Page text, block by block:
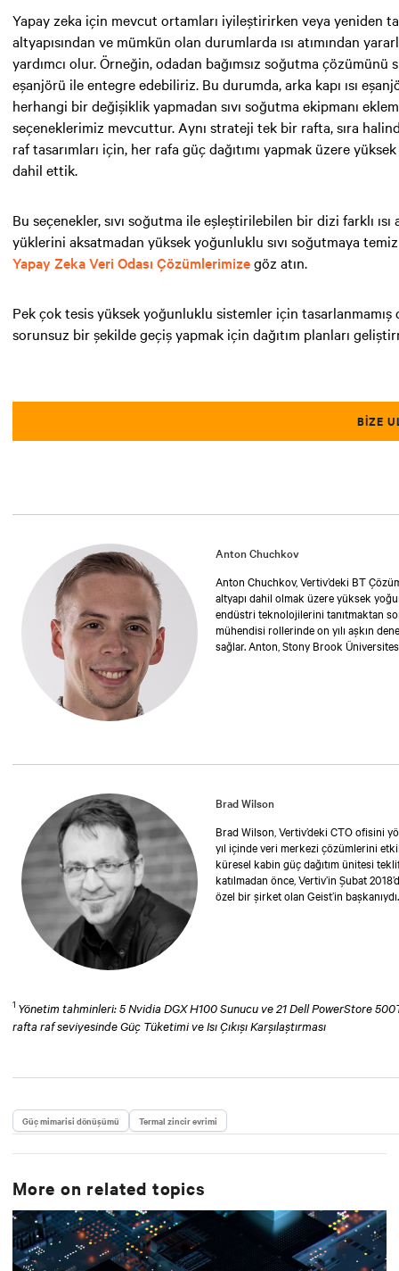
Yapay zeka için mevcut ortamları iyileştirirken veya yeniden
altyapısından ve mümkün olan durumlarda ısı atımından
yardımcı olur. Örneğin, odadan bağımsız soğutma çözümünü
eşanjörü ile entegre edebiliriz. Bu durumda, arka kapı ısı
herhangi bir değişiklik yapmadan sıvı soğutma ekipmanı
seçeneklerimiz mevcuttur. Aynı strateji tek bir rafta, sıra
raf tasarımları için, her rafa güç dağıtımı yapmak üzere
dahil ettik.
Bu seçenekler, sıvı soğutma ile eşleştirilebilen bir dizi farklı
yüklerini aksatmadan yüksek yoğunluklu sıvı soğutmaya
Yapay Zeka Veri Odası Çözümlerimizegöz atın.
Pek çok tesis yüksek yoğunluklu sistemler için
sorunsuz bir şekilde geçiş yapmak için dağıtım planları
BIZE
Anton Chuchkov
Anton Chuchkov, Vertiv’deki BT
altyapı dahil olmak üzere yüksek
endüstri teknolojilerini tanıtmaktan
mühendisi rollerinde on yılı aşkın
sağlar. Anton, Stony Brook
Brad Wilson
Brad Wilson, Vertiv’deki CTO ofisini
yıl içinde veri merkezi çözümlerini
küresel kabin güç dağıtım ünitesi
katılmadan önce, Vertiv’in Şubat
özel bir şirket olan Geist’in
1 Yönetim tahminleri: 5 Nvidia DGX H100 Sunucu ve 21 Dell PowerStore
rafta raf seviyesinde Güç Tüketimi ve Isı Çıkışı Karşılaştırması
Güç mimarisi dönüşümü Termal zincir evrimi
More on related topics